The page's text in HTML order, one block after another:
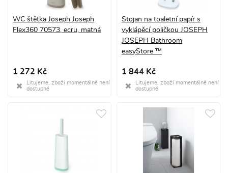
WC štětka Joseph Joseph
Flex360 70573, ecru, matná
1 272 Kč
Litujeme, zboží momentálně není
dostupné
Stojan na toaletní papír s
vyklápěcí poličkou JOSEPH
JOSEPH Bathroom
easyStore ™
1 844 Kč
Litujeme, zboží momentálně není
dostupné